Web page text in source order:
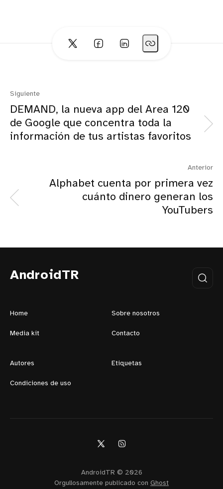
Siguiente
DEMAND, la nueva app del Area 120
de Google que concentra toda la
información de tus artistas favoritos
Anterior
Alphabet cuenta por primera vez
cuánto dinero generan los
YouTubers
AndroidTR
Home Sobre nosotros
Media kit Contacto
Autores Etiquetas
Condiciones de uso
AndroidTR © 2026
Orgullosamente publicado con Ghost